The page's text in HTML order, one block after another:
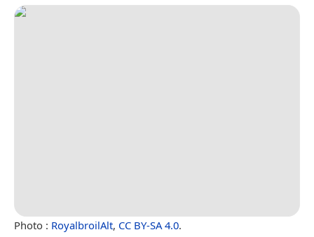
Photo : RoyalbroilAlt, CC BY-SA 4.0.